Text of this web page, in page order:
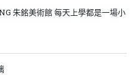
朱銘美術館 每天上學都是一場小